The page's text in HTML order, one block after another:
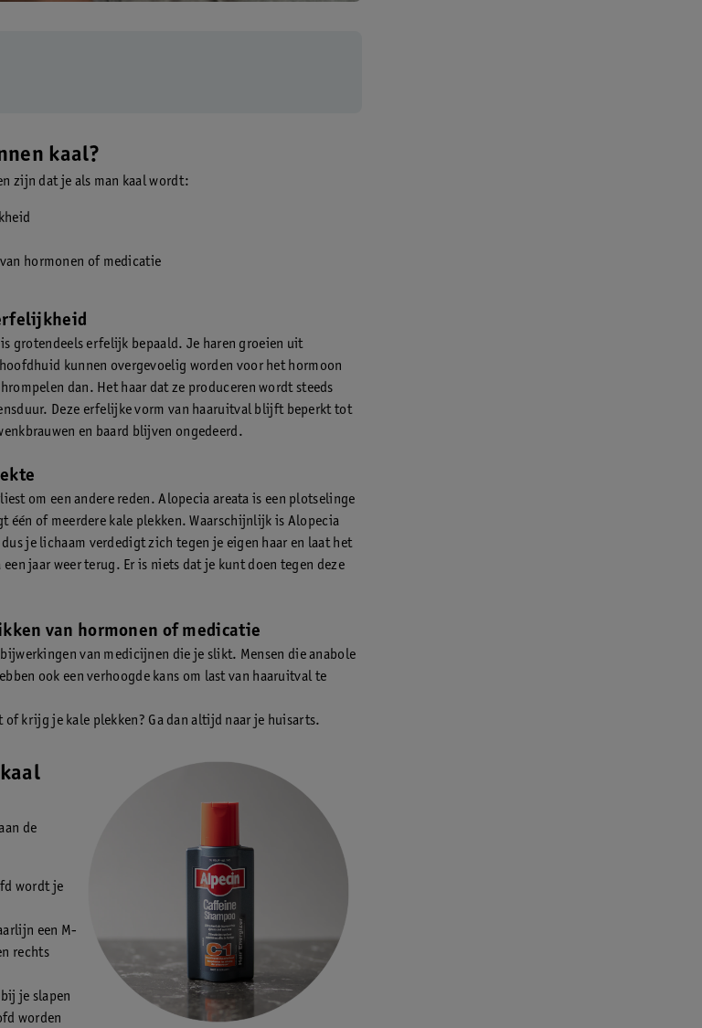
kaal?
zijn dat je als man kaal wordt:
hormonen of medicatie
grotendeels erfelijk bepaald. Je haren groeien uit
kunnen overgevoelig worden voor het hormoon
dan. Het haar dat ze produceren wordt steeds
Deze erfelijke vorm van haaruitval blijft beperkt tot
en baard blijven ongedeerd.
om een andere reden. Alopecia areata is een plotselinge
één of meerdere kale plekken. Waarschijnlijk is Alopecia
je lichaam verdedigt zich tegen je eigen haar en laat het
jaar weer terug. Er is niets dat je kunt doen tegen deze
van hormonen of medicatie
van medicijnen die je slikt. Mensen die anabole
ook een verhoogde kans om last van haaruitval te
of krijg je kale plekken? Ga dan altijd naar je huisarts.
de
wordt je
een M-
rechts
je slapen
worden